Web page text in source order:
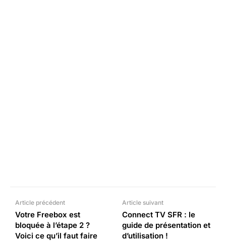
Article précédent
Votre Freebox est
bloquée à l’étape 2 ?
Voici ce qu’il faut faire
Article suivant
Connect TV SFR : le
guide de présentation et
d’utilisation !